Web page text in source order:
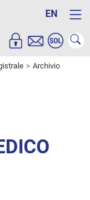
EN
Archivio